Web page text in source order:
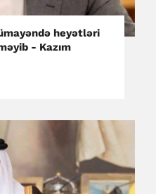
heyətləri
- Kazım